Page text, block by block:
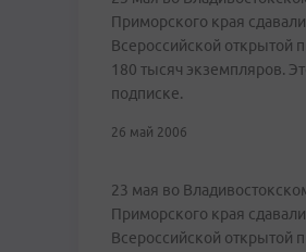
Приморского края
Всероссийской открытой
180 тысяч экземпляров.
подписке.
26 май 2006
23 мая во
Приморского края
Всероссийской открытой